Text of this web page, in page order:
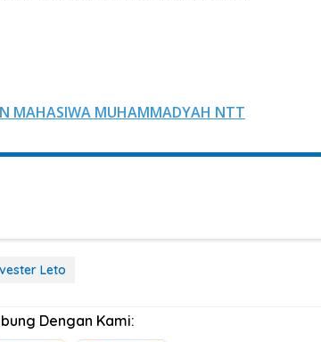
MAHASIWA MUHAMMADYAH NTT
Leto
Dengan Kami: